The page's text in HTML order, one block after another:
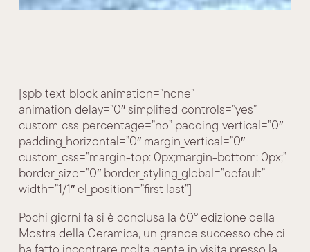
[spb_text_block animation=”none”
animation_delay=”0″ simplified_controls=”yes”
custom_css_percentage=”no” padding_vertical=”0″
padding_horizontal=”0″ margin_vertical=”0″
custom_css=”margin-top: 0px;margin-bottom: 0px;”
border_size=”0″ border_styling_global=”default”
width=”1/1″ el_position=”first last”]
Pochi giorni fa si è conclusa la 60° edizione della
Mostra della Ceramica, un grande successo che ci